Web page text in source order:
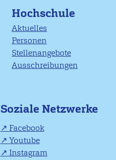
Hochschule
Aktuelles
Personen
Stellenangebote
Ausschreibungen
Soziale Netzwerke
Facebook
Youtube
Instagram